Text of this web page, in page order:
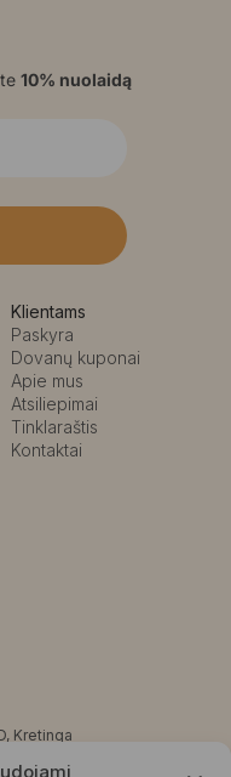
10% nuolaidą
Klientams
Paskyra
Dovanų kuponai
Apie mus
Atsiliepimai
Tinklaraštis
Kontaktai
Kretinga